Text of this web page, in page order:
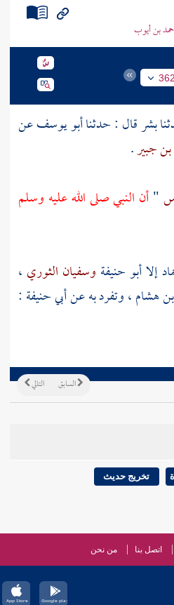
بن أيوب
362
بشرقال : حدثناأبو يوسفعن
جبير.
"أن النبي صلى الله عليه وسلم
إلاأبو حنيفة وسفيان الثوري ،
هشام، وتفرد به عنأبي حنيفة :
التالي السابق
تخريج حديث
اتصل بنا من نحن